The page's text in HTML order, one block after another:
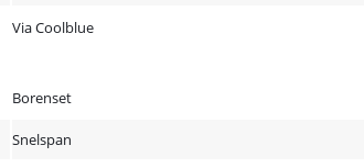
Via Coolblue
Borenset
Snelspan